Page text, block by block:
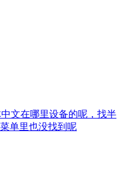
文在哪里设备的呢，找半
单里也没找到呢